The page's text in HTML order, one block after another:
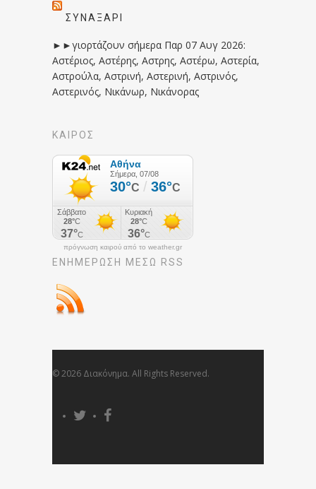
ΣΥΝΑΞΆΡΙ
►►γιορτάζουν σήμερα Παρ 07 Αυγ 2026:
Αστέριος, Αστέρης, Αστρης, Αστέρω, Αστερία,
Αστρούλα, Αστρινή, Αστερινή, Αστρινός,
Αστερινός, Νικάνωρ, Νικάνορας
ΚΑΙΡΟΣ
πρόγνωση καιρού από το weather.gr
ΕΝΗΜΈΡΩΣΉ ΜΕΣΩ RSS
© 2026 Διακόνημα. All Rights Reserved.